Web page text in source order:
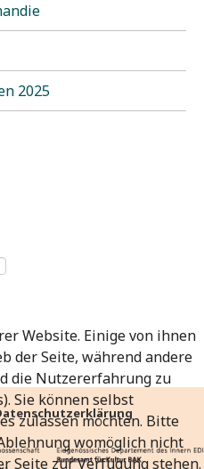
2025
Website. Einige von ihnen
der Seite, während andere
die Nutzererfahrung zu
Sie können selbst
zulassen möchten. Bitte
womöglich nicht
Seite zur Verfügung stehen.